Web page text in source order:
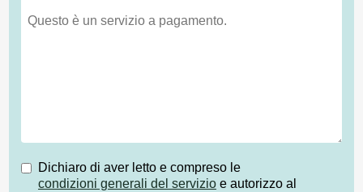
Dichiaro di aver letto e compreso le
condizioni generali del servizio e autorizzo al